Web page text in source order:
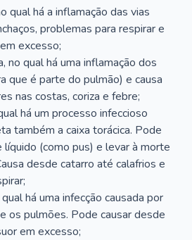
qual há a inflamação das vias
problemas para respirar e
excesso;
no qual há uma inflamação dos
que é parte do pulmão) e causa
nas costas, coriza e febre;
há um processo infeccioso
também a caixa torácica. Pode
líquido (como pus) e levar à morte
desde catarro até calafrios e
há uma infecção causada por
os pulmões. Pode causar desde
em excesso;